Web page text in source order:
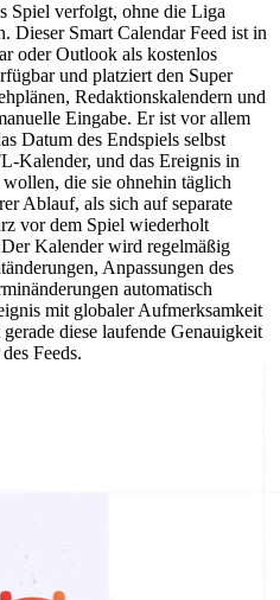
Spiel verfolgt, ohne die Liga
Dieser Smart Calendar Feed ist in
oder Outlook als kostenlos
und platziert den Super
Redaktionskalendern und
Eingabe. Er ist vor allem
Datum des Endspiels selbst
Kalender, und das Ereignis in
die sie ohnehin täglich
Ablauf, als sich auf separate
vor dem Spiel wiederholt
Kalender wird regelmäßig
Anpassungen des
automatisch
mit globaler Aufmerksamkeit
diese laufende Genauigkeit
Feeds.